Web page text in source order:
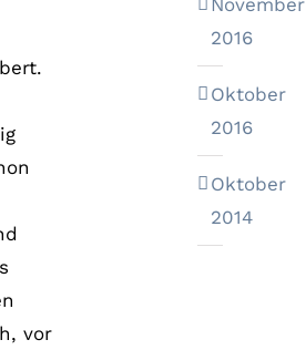
vor
November
2016
Oktober
2016
Oktober
2014